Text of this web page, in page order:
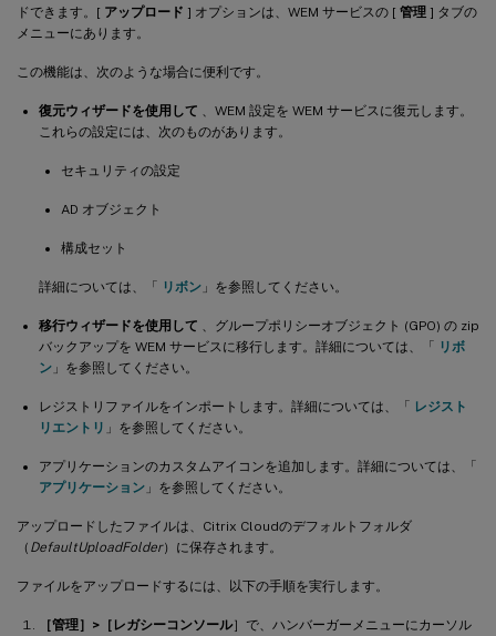
ドできます。[ アップロード ] オプションは、WEM サービスの [ 管理 ] タブの
メニューにあります。
この機能は、次のような場合に便利です。
復元ウィザードを使用して 、WEM 設定を WEM サービスに復元します。
これらの設定には、次のものがあります。
セキュリティの設定
AD オブジェクト
構成セット
詳細については、「 リボン 」を参照してください。
移行ウィザードを使用して 、グループポリシーオブジェクト (GPO) の zip
バックアップを WEM サービスに移行します。詳細については、「 リボ
ン 」を参照してください。
レジストリファイルをインポートします。詳細については、「 レジスト
リエントリ 」を参照してください。
アプリケーションのカスタムアイコンを追加します。詳細については、「
アプリケーション 」を参照してください。
アップロードしたファイルは、Citrix Cloudのデフォルトフォルダ
（ DefaultUploadFolder）に保存されます。
ファイルをアップロードするには、以下の手順を実行します。
［管理］>［レガシーコンソール］で、ハンバーガーメニューにカーソル